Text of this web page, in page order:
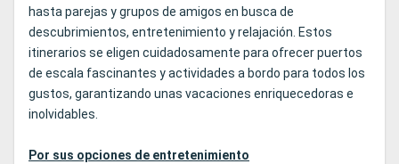
hasta parejas y grupos de amigos en busca de
descubrimientos, entretenimiento y relajación. Estos
itinerarios se eligen cuidadosamente para ofrecer puertos
de escala fascinantes y actividades a bordo para todos los
gustos, garantizando unas vacaciones enriquecedoras e
inolvidables.
Por sus opciones de entretenimiento